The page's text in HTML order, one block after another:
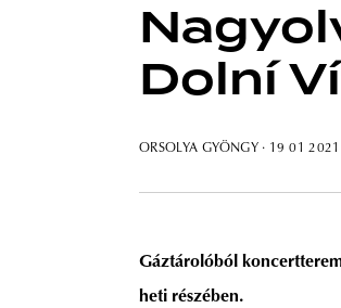
Dolní
ORSOLYA GYÖNGY · 19 01 2021
Gáztárolóból
heti részében.